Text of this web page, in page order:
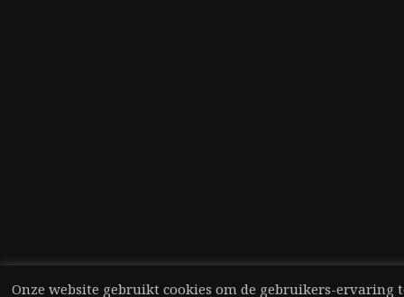
Onze website gebruikt cookies om de gebruikers-ervaring